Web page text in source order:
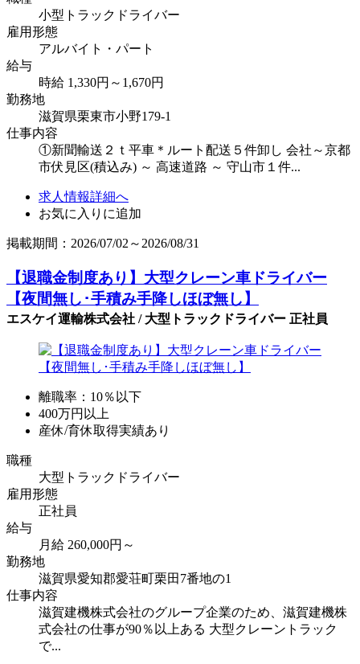
小型トラックドライバー
雇用形態
アルバイト・パート
給与
時給 1,330円～1,670円
勤務地
滋賀県栗東市小野179-1
仕事内容
①新聞輸送２ｔ平車＊ルート配送５件卸し 会社～京都
市伏見区(積込み) ～ 高速道路 ～ 守山市１件...
求人情報詳細へ
お気に入りに追加
掲載期間：2026/07/02～2026/08/31
【退職金制度あり】大型クレーン車ドライバー
【夜間無し･手積み手降しほぼ無し】
エスケイ運輸株式会社 / 大型トラックドライバー 正社員
離職率：10％以下
400万円以上
産休/育休取得実績あり
職種
大型トラックドライバー
雇用形態
正社員
給与
月給 260,000円～
勤務地
滋賀県愛知郡愛荘町栗田7番地の1
仕事内容
滋賀建機株式会社のグループ企業のため、滋賀建機株
式会社の仕事が90％以上ある 大型クレーントラック
で...